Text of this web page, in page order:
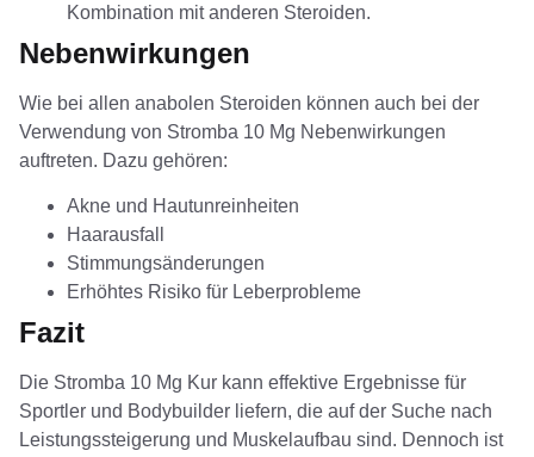
Kombination mit anderen Steroiden.
Nebenwirkungen
Wie bei allen anabolen Steroiden können auch bei der
Verwendung von Stromba 10 Mg Nebenwirkungen
auftreten. Dazu gehören:
Akne und Hautunreinheiten
Haarausfall
Stimmungsänderungen
Erhöhtes Risiko für Leberprobleme
Fazit
Die Stromba 10 Mg Kur kann effektive Ergebnisse für
Sportler und Bodybuilder liefern, die auf der Suche nach
Leistungssteigerung und Muskelaufbau sind. Dennoch ist